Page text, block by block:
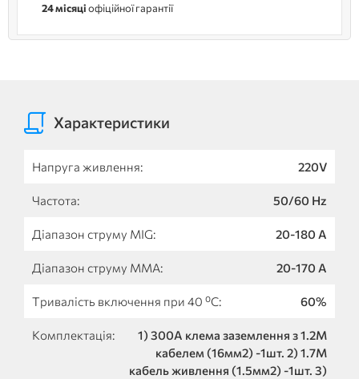
24 місяціофіційної гарантії
Характеристики
Напруга живлення: 220V
Частота: 50/60 Нz
Діапазон струму MIG: 20-180 А
Діапазон струму MMA: 20-170 А
Тривалість включення при 40 ⁰С: 60%
Комплектація:
1) 300A клема заземлення з 1.2M
кабелем (16мм2) -1шт. 2) 1.7M
кабель живлення (1.5мм2) -1шт. 3)